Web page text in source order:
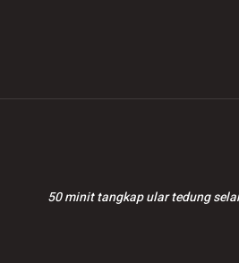
50 minit tangkap ular tedung